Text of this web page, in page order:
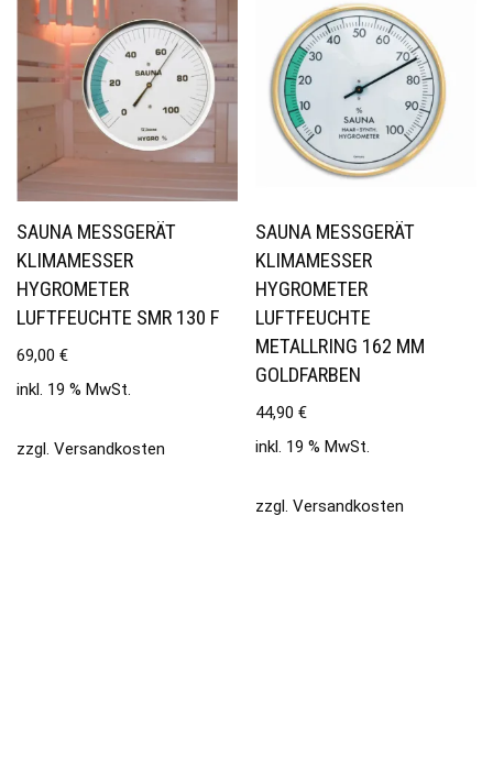
SAUNA MESSGERÄT
KLIMAMESSER
HYGROMETER
LUFTFEUCHTE SMR 130 F
69,00 €
inkl. 19 % MwSt.
zzgl. Versandkosten
SAUNA MESSGERÄT
KLIMAMESSER
HYGROMETER
LUFTFEUCHTE
METALLRING 162 MM
GOLDFARBEN
44,90€
inkl. 19 % MwSt.
zzgl.Versandkosten